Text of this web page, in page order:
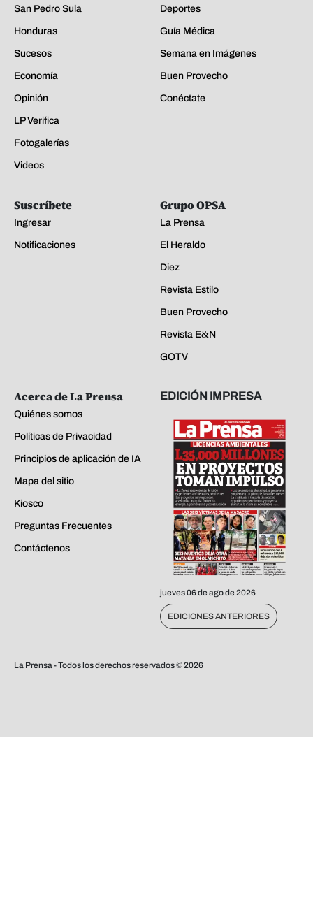
San Pedro Sula
Honduras
Sucesos
Economía
Opinión
LP Verifica
Fotogalerías
Videos
Deportes
Guía Médica
Semana en Imágenes
Buen Provecho
Conéctate
Suscríbete
Ingresar
Notificaciones
Grupo OPSA
La Prensa
El Heraldo
Diez
Revista Estilo
Buen Provecho
Revista E&N
GOTV
Acerca de La Prensa
Quiénes somos
Políticas de Privacidad
Principios de aplicación de IA
Mapa del sitio
Kiosco
Preguntas Frecuentes
Contáctenos
EDICIÓN IMPRESA
jueves 06 de ago de 2026
EDICIONES ANTERIORES
La Prensa - Todos los derechos reservados ©2026